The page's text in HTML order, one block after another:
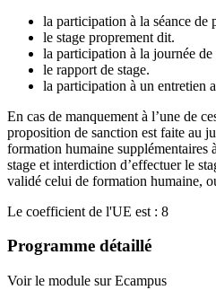
la participation à la séance de
le stage proprement dit.
la participation à la journée de
le rapport de stage.
la participation à un entretien
En cas de manquement à l’une de
proposition de sanction est faite au
formation humaine supplémentaires
stage et interdiction d’effectuer le
validé celui de formation humaine,
Le coefficient de l'UE est : 8
Programme détaillé
Voir le module sur Ecampus